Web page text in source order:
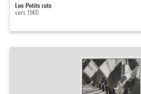
Les Petits rats
vers 1965